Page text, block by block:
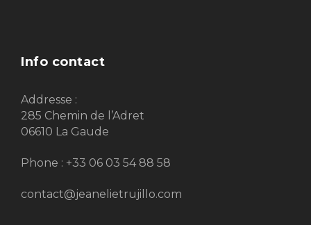
Info contact
Addresse :
285 Chemin de l’Adret
06610 La Gaude
Phone : +33 06 03 54 88 58
contact@jeanelietrujillo.com